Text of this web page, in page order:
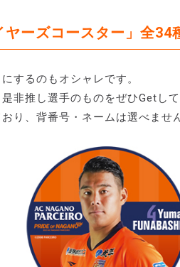
ーズコースター」全34
するのもオシャレです。
非推し選手のものをぜひGetして
り、背番号・ネームは選べませ